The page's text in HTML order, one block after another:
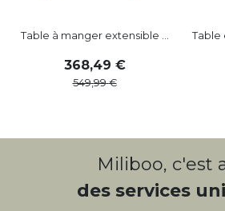
Table à manger extensible ...
368,49
549,99
Table
Miliboo, c'est
des services